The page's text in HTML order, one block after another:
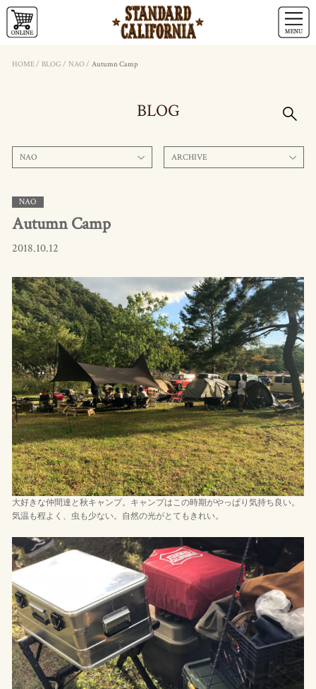
HOME/ BLOG / NAO/ Autumn Camp
BLOG
NAO ARCHIVE
NAO
Autumn Camp
2018.10.12
大好きな仲間達と秋キャンプ。キャンプはこの時期がやっぱり気持ち良い。
気温も程よく、虫も少ない。自然の光がとてもきれい。